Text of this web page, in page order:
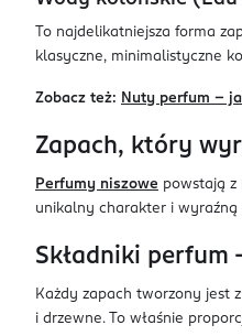
To najdelikatniejsza forma
klasyczne, minimalistyczne
Zobacz też: Nuty perfum –
Zapach, który
Perfumy niszowe powstają z
unikalny charakter i wyraźną
Składniki perfum
Każdy zapach tworzony jest
i drzewne. To właśnie